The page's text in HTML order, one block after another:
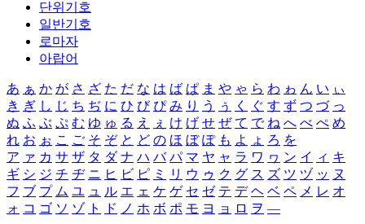
단위기호
일반기호
로마자
아랍어
あ ぁ か が さ ざ た だ な は ば ぱ ま や ゃ ら わ ゎ ん い ぃ
き ぎ し じ ち ぢ に ひ び ぴ み り う ぅ く ぐ す ず つ づ っ
ぬ ふ ぶ ぷ む ゆ ゅ る え ぇ け げ せ ぜ て で ね へ べ ぺ め
れ お ぉ こ ご そ ぞ と ど の ほ ぼ ぽ も よ ょ ろ を
ア ァ カ サ ザ タ ダ ナ ハ バ パ マ ヤ ャ ラ ワ ヮ ン イ ィ キ
ギ シ ジ チ ヂ ニ ヒ ビ ピ ミ リ ウ ゥ ク グ ス ズ ツ ヅ ッ ヌ
フ ブ プ ム ユ ュ ル エ ェ ケ ゲ セ ゼ テ デ ヘ ベ ペ メ レ オ
ォ コ ゴ ソ ゾ ト ド ノ ホ ボ ポ モ ヨ ョ ロ ヲ ―